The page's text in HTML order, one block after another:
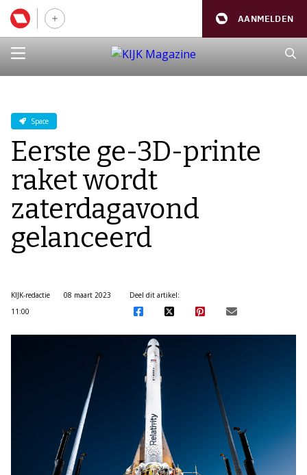
AANMELDEN
Space
Eerste ge-3D-printe
raket wordt
zaterdagavond
gelanceerd
KIJK-redactie
08 maart 2023
11:00
Deel dit artikel: